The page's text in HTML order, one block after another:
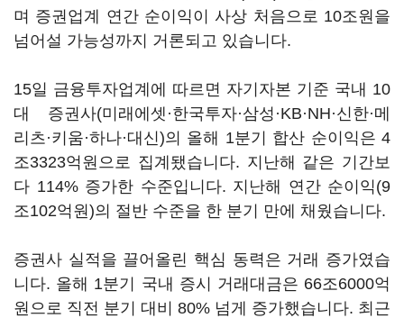
며 증권업계 연간 순이익이 사상 처음으로 10조원을
넘어설 가능성까지 거론되고 있습니다.
15일 금융투자업계에 따르면 자기자본 기준 국내 10
대 증권사(미래에셋·한국투자·삼성·KB·NH·신한·메
리츠·키움·하나·대신)의 올해 1분기 합산 순이익은 4
조3323억원으로 집계됐습니다. 지난해 같은 기간보
다 114% 증가한 수준입니다. 지난해 연간 순이익(9
조102억원)의 절반 수준을 한 분기 만에 채웠습니다.
증권사 실적을 끌어올린 핵심 동력은 거래 증가였습
니다. 올해 1분기 국내 증시 거래대금은 66조6000억
원으로 직전 분기 대비 80% 넘게 증가했습니다. 최근